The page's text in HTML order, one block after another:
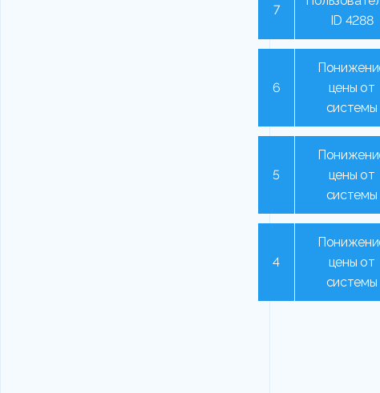
7
ID 4288
6
цены от
системы
5
цены от
системы
4
цены от
системы